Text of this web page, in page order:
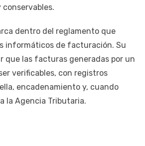
conservables.
dentro del reglamento que
informáticos de facturación. Su
que las facturas generadas por un
verificables, con registros
encadenamiento y, cuando
la Agencia Tributaria.